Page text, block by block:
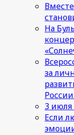
На
за
3
Если